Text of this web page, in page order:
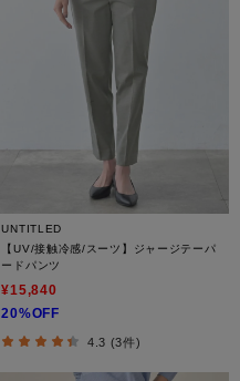
UNTITLED
【UV/接触冷感/スーツ】ジャージテーパ
ードパンツ
¥15,840
20%OFF
4.3 (3件)